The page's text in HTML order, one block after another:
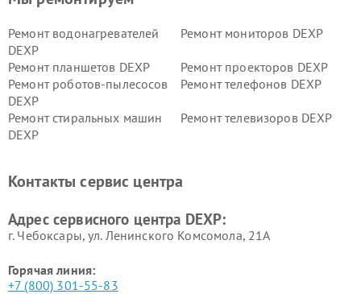
Ремонт водонагревателей
DEXP
Ремонт мониторов DEXP
Ремонт планшетов DEXP
Ремонт проекторов DEXP
Ремонт роботов-пылесосов
DEXP
Ремонт телефонов DEXP
Ремонт стиральных машин
DEXP
Ремонт телевизоров DEXP
Ремонт серверов DEXP
Ремонт мини пк DEXP
Контакты сервис центра
Адрес сервисного центра DEXP:
г. Чебоксары, ул. Ленинского Комсомола, 21А
Горячая линия:
+7 (800) 301-55-83